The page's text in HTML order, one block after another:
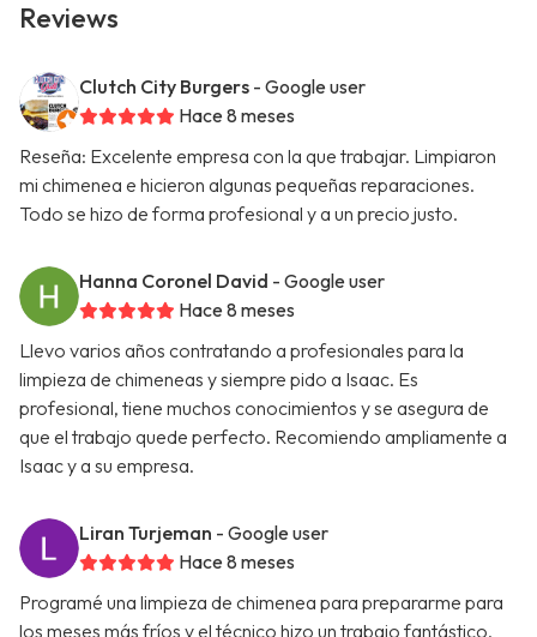
Reviews
Clutch City Burgers - Google user
Hace 8 meses
Reseña: Excelente empresa con la que trabajar. Limpiaron
mi chimenea e hicieron algunas pequeñas reparaciones.
Todo se hizo de forma profesional y a un precio justo.
Hanna Coronel David - Google user
Hace 8 meses
Llevo varios años contratando a profesionales para la
limpieza de chimeneas y siempre pido a Isaac. Es
profesional, tiene muchos conocimientos y se asegura de
que el trabajo quede perfecto. Recomiendo ampliamente a
Isaac y a su empresa.
Liran Turjeman - Google user
Hace 8 meses
Programé una limpieza de chimenea para prepararme para
los meses más fríos y el técnico hizo un trabajo fantástico.